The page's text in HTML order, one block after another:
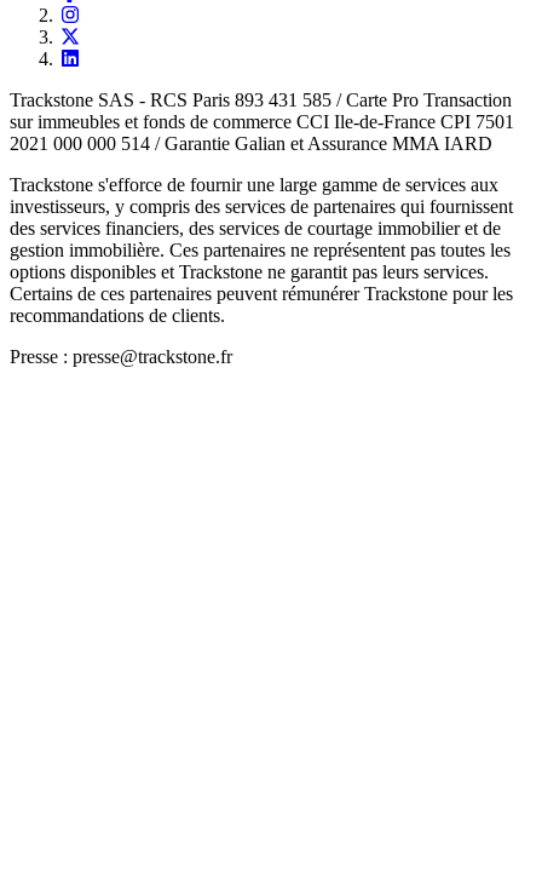
Trackstone SAS - RCS Paris 893 431 585 / Carte Pro Transaction
sur immeubles et fonds de commerce CCI Ile-de-France CPI 7501
2021 000 000 514 / Garantie Galian et Assurance MMA IARD
Trackstone s'efforce de fournir une large gamme de services aux
investisseurs, y compris des services de partenaires qui fournissent
des services financiers, des services de courtage immobilier et de
gestion immobilière. Ces partenaires ne représentent pas toutes les
options disponibles et Trackstone ne garantit pas leurs services.
Certains de ces partenaires peuvent rémunérer Trackstone pour les
recommandations de clients.
Presse : presse@trackstone.fr